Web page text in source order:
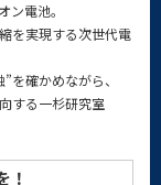
電池。
を実現する次世代電
を確かめながら、
する一杉研究室
！